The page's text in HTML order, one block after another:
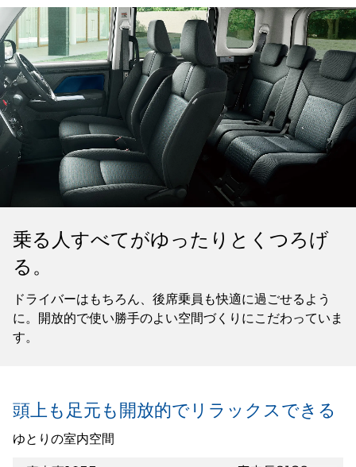
乗る人すべてがゆったりとくつろげ
る。
ドライバーはもちろん、後席乗員も快適に過ごせるよう
に。開放的で使い勝手のよい空間づくりにこだわっていま
す。
頭上も足元も開放的で リラックスできる
ゆとりの室内空間